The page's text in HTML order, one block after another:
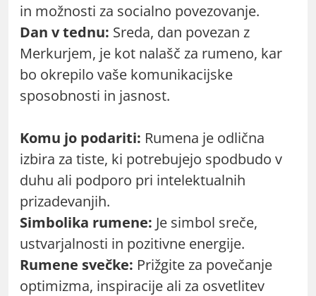
in možnosti za socialno povezovanje.
Dan v tednu: Sreda, dan povezan z
Merkurjem, je kot nalašč za rumeno, kar
bo okrepilo vaše komunikacijske
sposobnosti in jasnost.
Komu jo podariti: Rumena je odlična
izbira za tiste, ki potrebujejo spodbudo v
duhu ali podporo pri intelektualnih
prizadevanjih.
Simbolika rumene: Je simbol sreče,
ustvarjalnosti in pozitivne energije.
Rumene svečke: Prižgite za povečanje
optimizma, inspiracije ali za osvetlitev